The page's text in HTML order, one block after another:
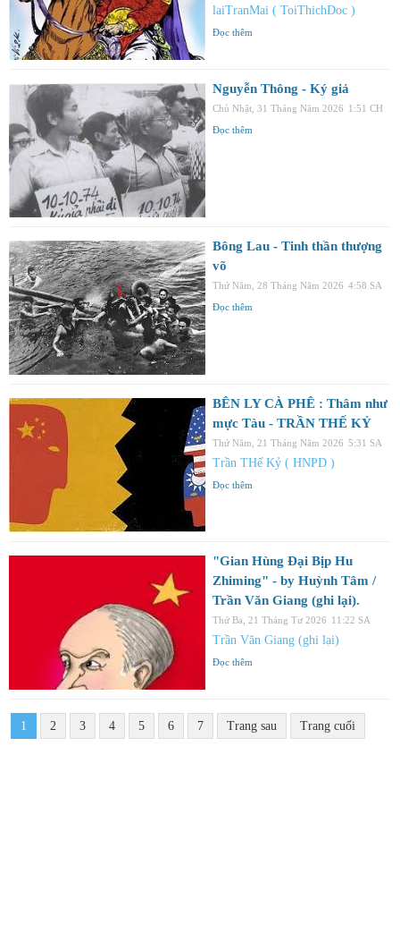
laiTranMai ( ToiThichDoc )
Đọc thêm
Nguyễn Thông - Ký giả
Chủ Nhật, 31 Tháng Năm 2026 1:51 CH
Đọc thêm
Bông Lau - Tinh thần thượng
võ
Thứ Năm, 28 Tháng Năm 2026 4:58 SA
Đọc thêm
BÊN LY CÀ PHÊ : Thâm như
mực Tàu - TRẦN THẾ KỶ
Thứ Năm, 21 Tháng Năm 2026 5:31 SA
Trần THế Kỷ ( HNPD )
Đọc thêm
"Gian Hùng Đại Bịp Hu
Zhiming" - by Huỳnh Tâm /
Trần Văn Giang (ghi lại).
Thứ Ba, 21 Tháng Tư 2026 11:22 SA
Trần Văn Giang (ghi lại)
Đọc thêm
1 2 3 4 5 6 7 Trang sau Trang cuối